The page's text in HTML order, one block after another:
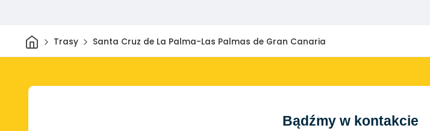
DomTrasy Santa Cruz de La Palma-Las Palmas de Gran Canaria
Bądźmy w kontakcie